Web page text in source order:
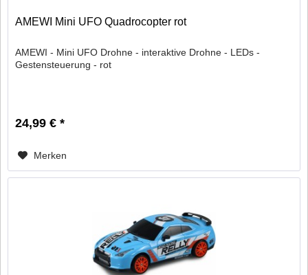
AMEWI Mini UFO Quadrocopter rot
AMEWI - Mini UFO Drohne - interaktive Drohne - LEDs -
Gestensteuerung - rot
24,99 € *
Merken